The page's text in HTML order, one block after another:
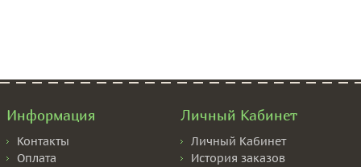
Информация
Контакты
Оплата
Личный Кабинет
Личный Кабинет
История заказов